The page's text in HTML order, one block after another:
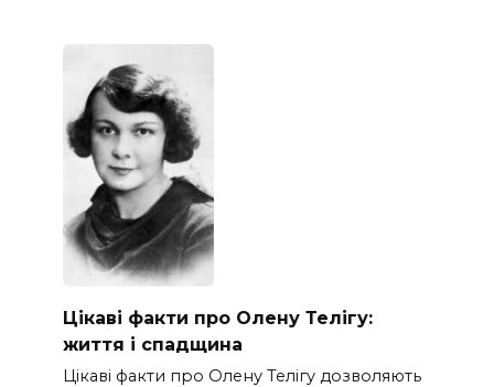
Цікаві факти про Олену Телігу:
життя і спадщина
Цікаві факти про Олену Телігу дозволяють